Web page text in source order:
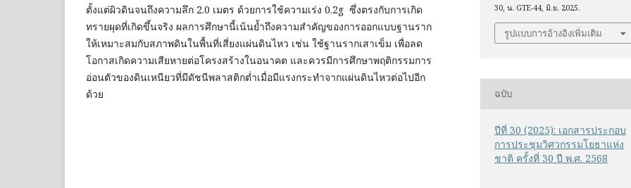
ตั้งแต่ผิวดินจนถึงความลึก 2.0 เมตร ด้วยการใช้ความเร่ง 0.2g ซึ่งตรงกับการเกิด
ทรายผุดที่เกิดขึ้นจริง ผลการศึกษานี้เน้นย้ำถึงความสำคัญของการออกแบบฐานราก
ให้เหมาะสมกับสภาพดินในพื้นที่เสี่ยงแผ่นดินไหว เช่น ใช้ฐานรากเสาเข็ม เพื่อลด
โอกาสเกิดความเสียหายต่อโครงสร้างในอนาคต และควรมีการศึกษาพฤติกรรมการ
อ่อนตัวของดินเหนียวที่มีดัชนีพลาสติกต่ำเมื่อมีแรงกระทำจากแผ่นดินไหวต่อไปอีก
ด้วย
30, น. GTE-44, มิ.ย. 2025.
รูปแบบการอ้างอิงเพิ่มเติม
ฉบับ
ปีที่ 30 (2025): เอกสารประกอบ
การประชุมวิศวกรรมโยธาแห่ง
ชาติ ครั้งที่ 30 ปี พ.ศ. 2568